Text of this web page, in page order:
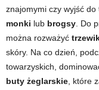
znajomymi czy wyjść
monki lub brogsy . Do
można rozważyć
skóry. Na co dzień,
towarzyskich,
buty żeglarskie , które